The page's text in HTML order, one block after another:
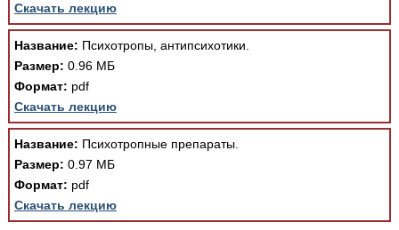
Скачать лекцию
Название: Психотропы, антипсихотики.
Размер: 0.96 МБ
Формат: pdf
Скачать лекцию
Название: Психотропные препараты.
Размер: 0.97 МБ
Формат: pdf
Скачать лекцию